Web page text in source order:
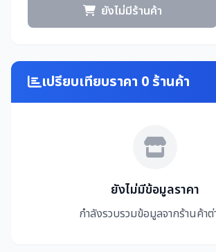
ยังไม่มีร้านค้า
เปรียบเทียบราคา 0 ร้านค้า
ยังไม่มีข้อมูลราคา
กำลังรวบรวมข้อมูลจากร้านค้า